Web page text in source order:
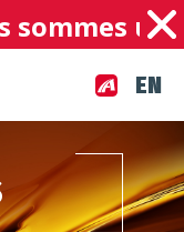
sommes
EN